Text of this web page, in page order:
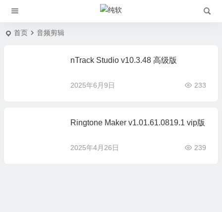
首页 音频剪辑
nTrack Studio v10.3.48 高级版
2025年6月9日 233
Ringtone Maker v1.01.61.0819.1 vip版
2025年4月26日 239